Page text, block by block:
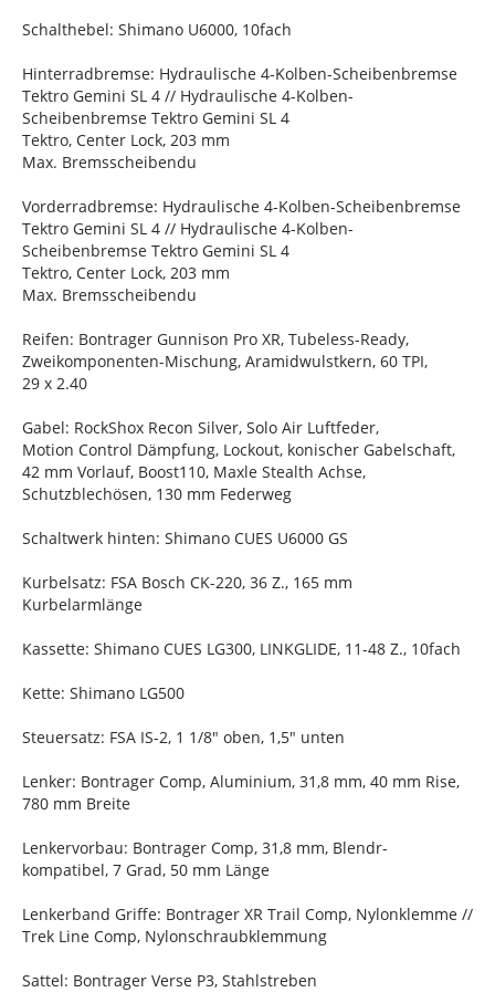
Schalthebel: Shimano U6000, 10fach
Hinterradbremse: Hydraulische 4-Kolben-Scheibenbremse
Tektro Gemini SL 4 // Hydraulische 4-Kolben-
Scheibenbremse Tektro Gemini SL 4
Tektro, Center Lock, 203 mm
Max. Bremsscheibendu
Vorderradbremse: Hydraulische 4-Kolben-Scheibenbremse
Tektro Gemini SL 4 // Hydraulische 4-Kolben-
Scheibenbremse Tektro Gemini SL 4
Tektro, Center Lock, 203 mm
Max. Bremsscheibendu
Reifen: Bontrager Gunnison Pro XR, Tubeless-Ready,
Zweikomponenten-Mischung, Aramidwulstkern, 60 TPI,
29 x 2.40
Gabel: RockShox Recon Silver, Solo Air Luftfeder,
Motion Control Dämpfung, Lockout, konischer Gabelschaft,
42 mm Vorlauf, Boost110, Maxle Stealth Achse,
Schutzblechösen, 130 mm Federweg
Schaltwerk hinten: Shimano CUES U6000 GS
Kurbelsatz: FSA Bosch CK-220, 36 Z., 165 mm
Kurbelarmlänge
Kassette: Shimano CUES LG300, LINKGLIDE, 11-48 Z., 10fach
Kette: Shimano LG500
Steuersatz: FSA IS-2, 1 1/8" oben, 1,5" unten
Lenker: Bontrager Comp, Aluminium, 31,8 mm, 40 mm Rise,
780 mm Breite
Lenkervorbau: Bontrager Comp, 31,8 mm, Blendr-
kompatibel, 7 Grad, 50 mm Länge
Lenkerband Griffe: Bontrager XR Trail Comp, Nylonklemme //
Trek Line Comp, Nylonschraubklemmung
Sattel: Bontrager Verse P3, Stahlstreben